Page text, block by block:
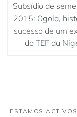
Subsídio de
2015: Ogola,
sucesso de um
do TEF da
ESTAMOS